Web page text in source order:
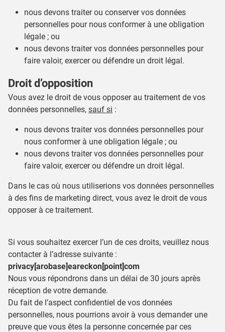
nous devons traiter ou conserver vos données
personnelles pour nous conformer à une obligation
légale ; ou
nous devons traiter vos données personnelles pour
faire valoir, exercer ou défendre un droit légal.
Droit d’opposition
Vous avez le droit de vous opposer au traitement de vos
données personnelles, sauf si :
nous devons traiter vos données personnelles pour
nous conformer à une obligation légale ; ou
nous devons traiter vos données personnelles pour
faire valoir, exercer ou défendre un droit légal.
Dans le cas où nous utiliserions vos données personnelles
à des fins de marketing direct, vous avez le droit de vous
opposer à ce traitement.
Si vous souhaitez exercer l’un de ces droits, veuillez nous
contacter à l’adresse suivante :
privacy[arobase]eareckon[point]com
Nous vous répondrons dans un délai de 30 jours après
réception de votre demande.
Du fait de l’aspect confidentiel de vos données
personnelles, nous pourrions avoir à vous demander une
preuve que vous êtes la personne concernée par ces